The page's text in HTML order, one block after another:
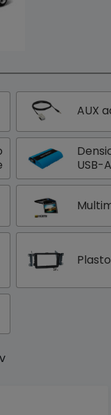
AUX
USB-